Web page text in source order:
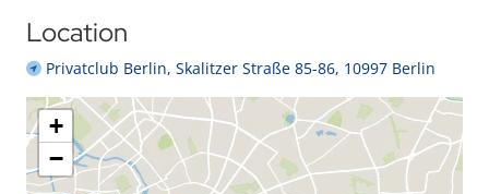
Location
Privatclub Berlin, Skalitzer Straße 85-86, 10997 Berlin
+
−